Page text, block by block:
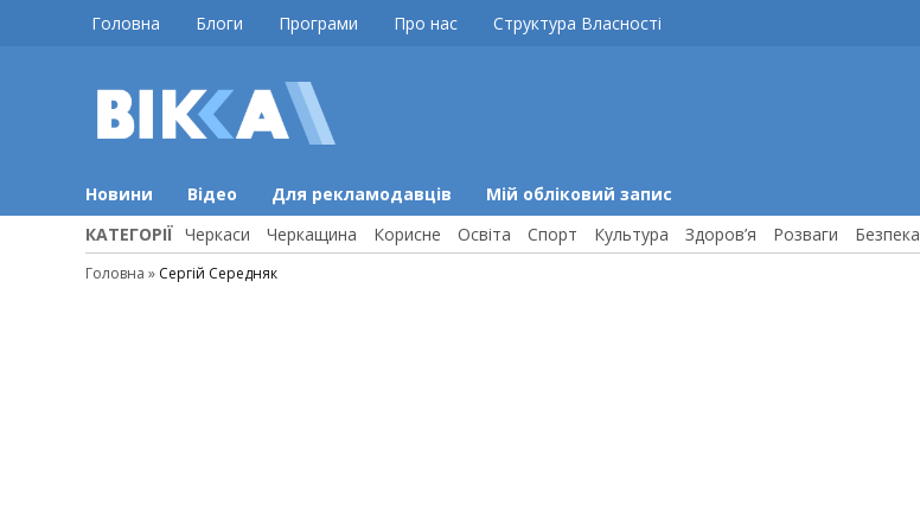
Головна Блоги Програми Про нас Структура Власності
Новини Відео Для рекламодавців Мій обліковий запис
КАТЕГОРІЇ Черкаси Черкащина Корисне Освіта Спорт Культура Здоров’я Розваги Безпека
Головна » Сергій Середняк